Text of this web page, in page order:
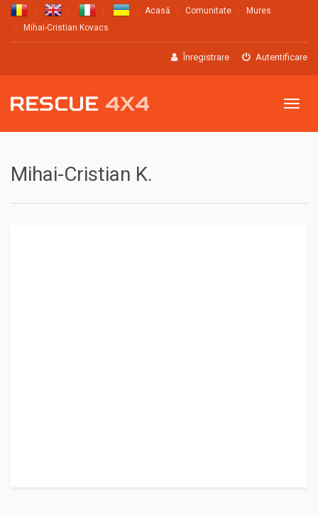
Acasă Comunitate
Mures
Mihai-Cristian Kovacs
Înregistrare Autentificare
Meniu
Mihai-Cristian K.